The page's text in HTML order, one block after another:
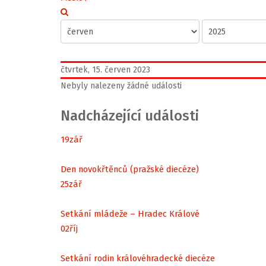
čtvrtek, 15. červen 2023
Nebyly nalezeny žádné události
Nadcházející události
19zář
Den novokřtěnců (pražské diecéze)
25zář
Setkání mládeže – Hradec Králové
02říj
Setkání rodin královéhradecké diecéze